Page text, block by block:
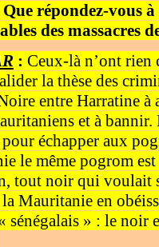
répondez-vous
des massacres
: Ceux-là n’ont rien
la thèse des
entre Harratine
et à
pour échapper aux
le même pogrom
tout noir qui voulait
la Mauritanie en
sénégalais » : le noir